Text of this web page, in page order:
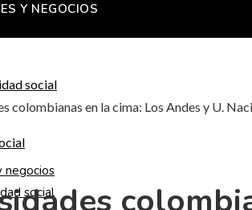
Y NEGOCIOS
SOCIAL
negocios
social
social
colombianas en la cima: Los Andes y U.